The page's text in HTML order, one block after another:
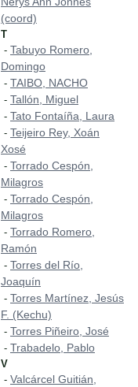
(coord)
T
- Tabuyo Romero,
Domingo
- TAIBO, NACHO
- Tallón, Miguel
- Tato Fontaíña, Laura
- Teijeiro Rey, Xoán
Xosé
- Torrado Cespón,
Milagros
- Torrado Cespón,
Milagros
- Torrado Romero,
Ramón
- Torres del Río,
Joaquín
- Torres Martínez, Jesús
F. (Kechu)
- Torres Piñeiro, José
- Trabadelo, Pablo
V
- Valcárcel Guitián,